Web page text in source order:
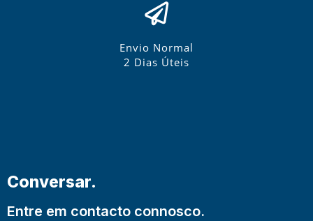
Envio Normal
2 Dias Úteis
Conversar.
Entre em contacto connosco.